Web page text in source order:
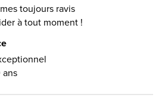
toujours ravis
à tout moment !